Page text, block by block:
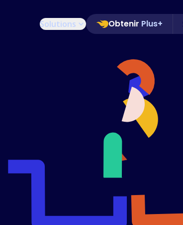
Solutions Obtenir Plus+